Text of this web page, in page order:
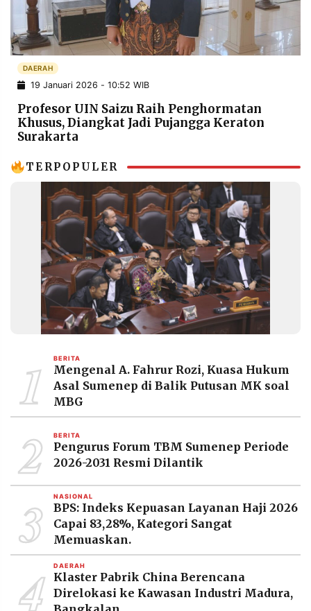
POLICY WARGA
INFORMASI
IKLAN
KIRIM
TULISAN
PENGADUAN
OF
KAMI
RESOLUSI
MEDIA
PRAMUDITA
Resolusi.co
-
PT.
RESOLUSI
MEDIA
PRAMUDITA
DAERAH
19 Januari 2026 - 10:52 WIB
Profesor UIN Saizu Raih Penghormatan
Khusus, Diangkat Jadi Pujangga Keraton
Surakarta
TERPOPULER
1 BERITA
Mengenal A. Fahrur Rozi, Kuasa Hukum
Asal Sumenep di Balik Putusan MK soal
MBG
2 BERITA
Pengurus Forum TBM Sumenep Periode
2026-2031 Resmi Dilantik
3 NASIONAL
BPS: Indeks Kepuasan Layanan Haji 2026
Capai 83,28%, Kategori Sangat
Memuaskan.
4 DAERAH
Klaster Pabrik China Berencana
Direlokasi ke Kawasan Industri Madura,